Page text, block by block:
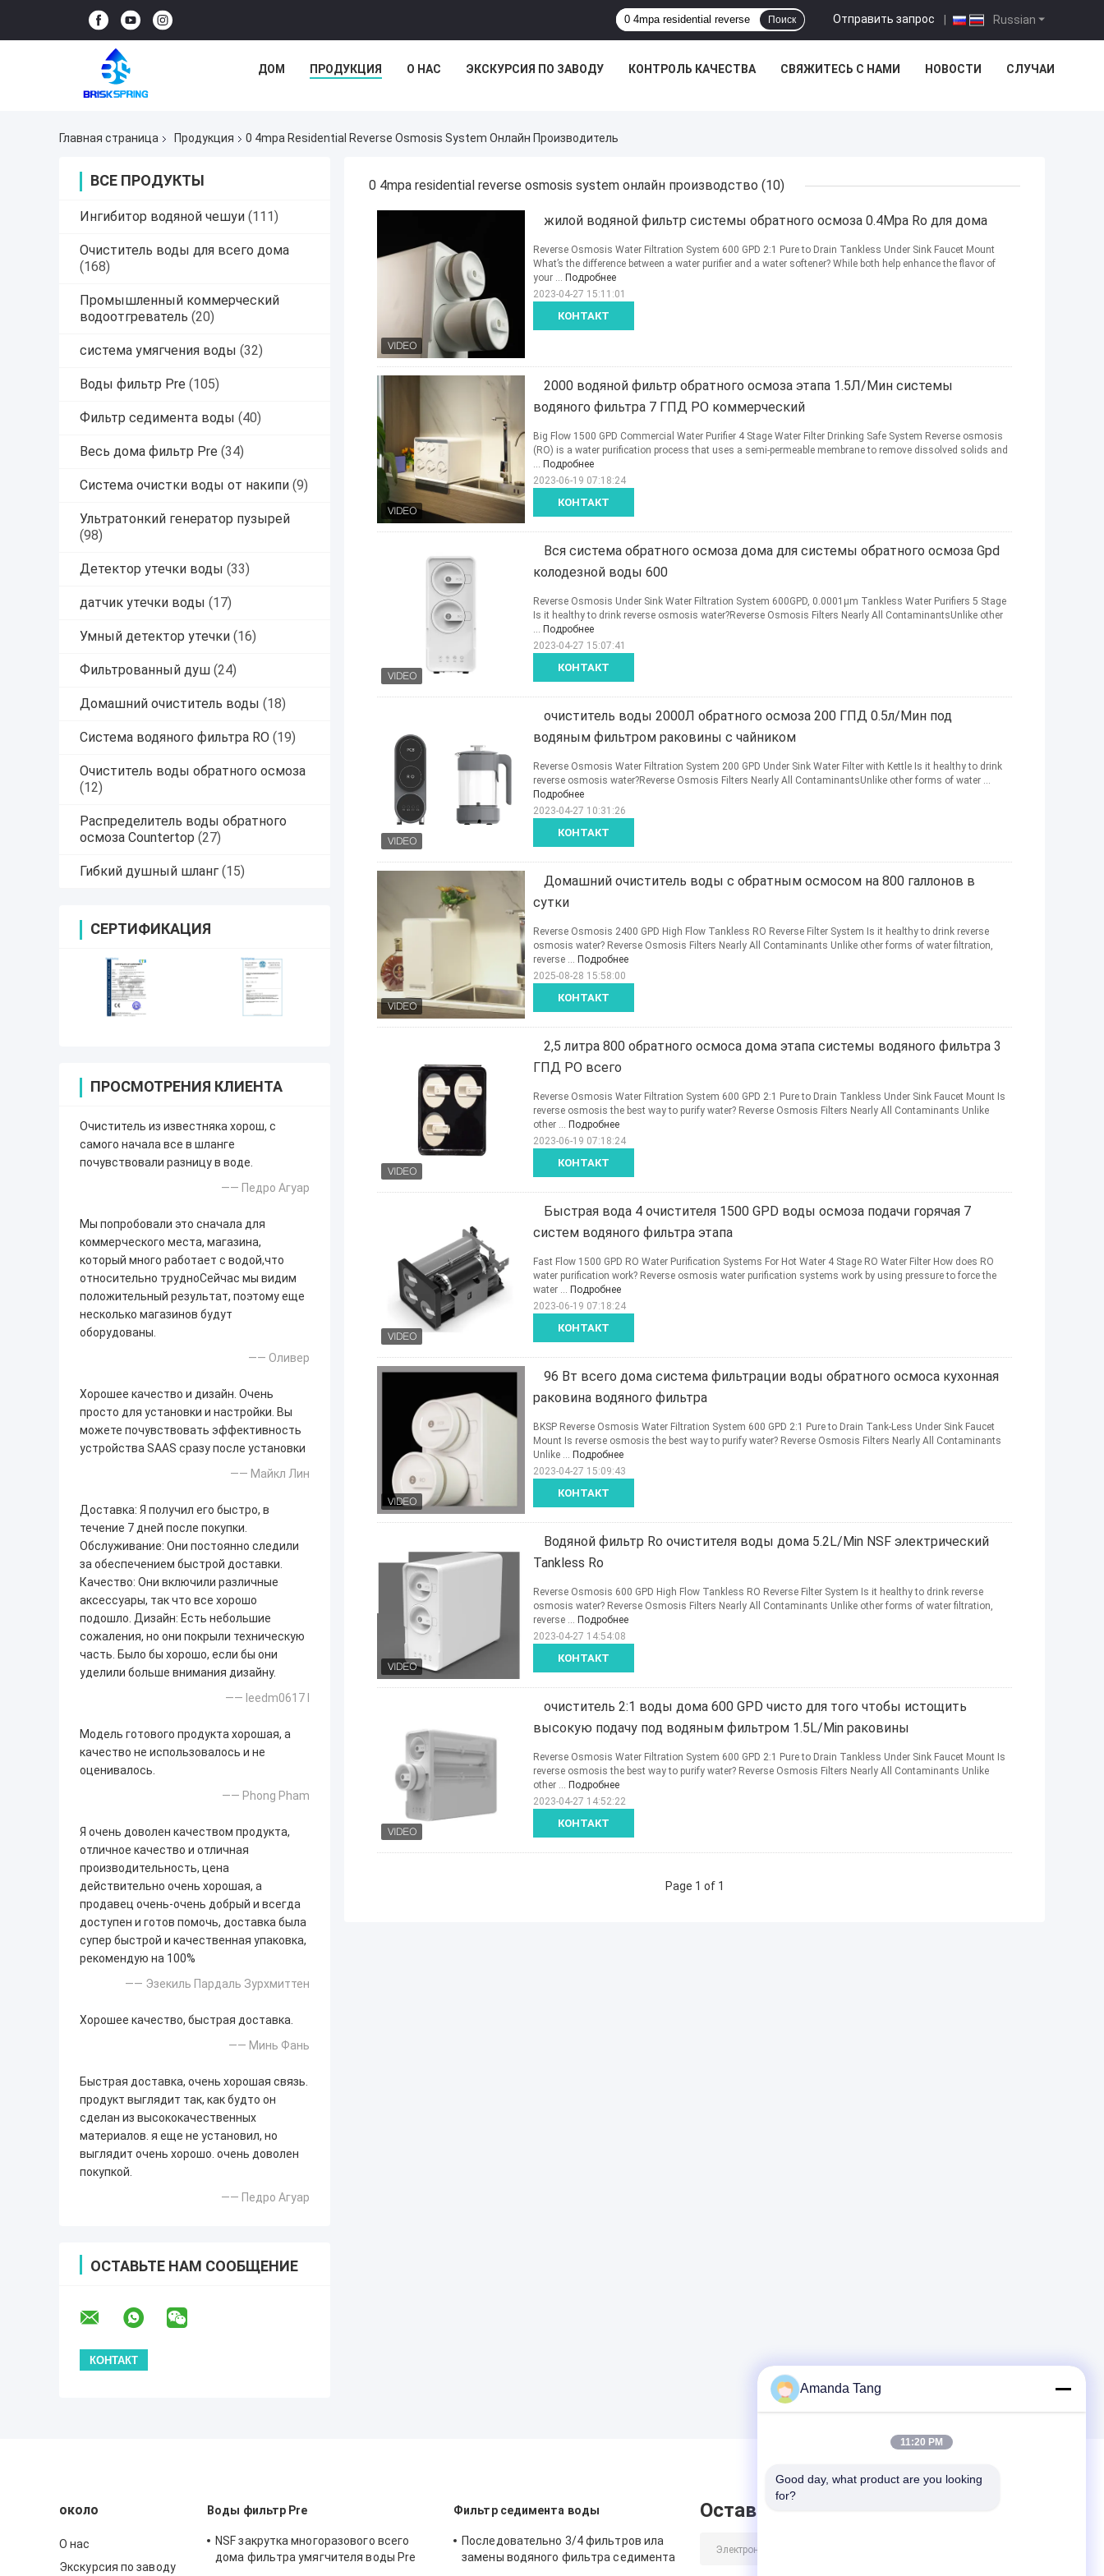
Russian
Отправить запрос |
Поиск
ДОМ ПРОДУКЦИЯ О НАС ЭКСКУРСИЯ ПО ЗАВОДУ КОНТРОЛЬ КАЧЕСТВА СВЯЖИТЕСЬ С НАМИ НОВОСТИ СЛУЧАИ
Главная страница Продукция 0 4mpa Residential Reverse Osmosis System Онлайн Производитель
ВСЕ ПРОДУКТЫ
Ингибитор водяной чешуи (111)
Очиститель воды для всего дома
(168)
Промышленный коммерческий
водоотгреватель (20)
система умягчения воды (32)
Воды фильтр Pre (105)
Фильтр седимента воды (40)
Весь дома фильтр Pre (34)
Система очистки воды от накипи (9)
Ультратонкий генератор пузырей
(98)
Детектор утечки воды (33)
датчик утечки воды (17)
Умный детектор утечки (16)
Фильтрованный душ (24)
Домашний очиститель воды (18)
Система водяного фильтра RO (19)
Очиститель воды обратного осмоза
(12)
Распределитель воды обратного
осмоза Countertop (27)
Гибкий душный шланг (15)
СЕРТИФИКАЦИЯ
ПРОСМОТРЕНИЯ КЛИЕНТА
Очиститель из известняка хорош, с
самого начала все в шланге
почувствовали разницу в воде.
—— Педро Агуар
Мы попробовали это сначала для
коммерческого места, магазина,
который много работает с водой,что
относительно трудноСейчас мы видим
положительный результат, поэтому еще
несколько магазинов будут
оборудованы.
—— Оливер
Хорошее качество и дизайн. Очень
просто для установки и настройки. Вы
можете почувствовать эффективность
устройства SAAS сразу после установки
—— Майкл Лин
Доставка: Я получил его быстро, в
течение 7 дней после покупки.
Обслуживание: Они постоянно следили
за обеспечением быстрой доставки.
Качество: Они включили различные
аксессуары, так что все хорошо
подошло. Дизайн: Есть небольшие
сожаления, но они покрыли техническую
часть. Было бы хорошо, если бы они
уделили больше внимания дизайну.
—— leedm0617 l
Модель готового продукта хорошая, а
качество не использовалось и не
оценивалось.
—— Phong Pham
Я очень доволен качеством продукта,
отличное качество и отличная
производительность, цена
действительно очень хорошая, а
продавец очень-очень добрый и всегда
доступен и готов помочь, доставка была
супер быстрой и качественная упаковка,
рекомендую на 100%
—— Эзекиль Пардаль Зурхмиттен
Хорошее качество, быстрая доставка.
—— Минь Фань
Быстрая доставка, очень хорошая связь.
продукт выглядит так, как будто он
сделан из высококачественных
материалов. я еще не установил, но
выглядит очень хорошо. очень доволен
покупкой.
—— Педро Агуар
ОСТАВЬТЕ НАМ СООБЩЕНИЕ
0 4mpa residential reverse osmosis system онлайн производство (10)
жилой водяной фильтр системы обратного осмоза 0.4Mpa Ro для дома
КОНТАКТ
Reverse Osmosis Water Filtration System 600 GPD 2:1 Pure to Drain Tankless Under Sink Faucet Mount
What’s the difference between a water purifier and a water softener? While both help enhance the flavor of
your ... Подробнее
2023-04-27 15:11:01
2000 водяной фильтр обратного осмоза этапа 1.5Л/Мин системы
водяного фильтра 7 ГПД РО коммерческий
КОНТАКТ
Big Flow 1500 GPD Commercial Water Purifier 4 Stage Water Filter Drinking Safe System Reverse osmosis
(RO) is a water purification process that uses a semi-permeable membrane to remove dissolved solids and
... Подробнее
2023-06-19 07:18:24
Вся система обратного осмоза дома для системы обратного осмоза Gpd
колодезной воды 600
КОНТАКТ
Reverse Osmosis Under Sink Water Filtration System 600GPD, 0.0001μm Tankless Water Purifiers 5 Stage
Is it healthy to drink reverse osmosis water?Reverse Osmosis Filters Nearly All ContaminantsUnlike other
... Подробнее
2023-04-27 15:07:41
очиститель воды 2000Л обратного осмоза 200 ГПД 0.5л/Мин под
водяным фильтром раковины с чайником
КОНТАКТ
Reverse Osmosis Water Filtration System 200 GPD Under Sink Water Filter with Kettle​ Is it healthy to drink
reverse osmosis water?Reverse Osmosis Filters Nearly All ContaminantsUnlike other forms of water ...
Подробнее
2023-04-27 10:31:26
Домашний очиститель воды с обратным осмосом на 800 галлонов в
сутки
КОНТАКТ
Reverse Osmosis 2400 GPD High Flow Tankless RO Reverse Filter System Is it healthy to drink reverse
osmosis water? Reverse Osmosis Filters Nearly All Contaminants Unlike other forms of water filtration,
reverse ... Подробнее
2025-08-28 15:58:00
2,5 литра 800 обратного осмоса дома этапа системы водяного фильтра 3
ГПД РО всего
КОНТАКТ
Reverse Osmosis Water Filtration System 600 GPD 2:1 Pure to Drain Tankless Under Sink Faucet Mount Is
reverse osmosis the best way to purify water? Reverse Osmosis Filters Nearly All Contaminants Unlike
other ... Подробнее
2023-06-19 07:18:24
Быстрая вода 4 очистителя 1500 GPD воды осмоза подачи горячая 7
систем водяного фильтра этапа
КОНТАКТ
Fast Flow 1500 GPD RO Water Purification Systems For Hot Water 4 Stage RO Water Filter How does RO
water purification work? Reverse osmosis water purification systems work by using pressure to force the
water ... Подробнее
2023-06-19 07:18:24
96 Вт всего дома система фильтрации воды обратного осмоса кухонная
раковина водяного фильтра
КОНТАКТ
BKSP Reverse Osmosis Water Filtration System 600 GPD 2:1 Pure to Drain Tank-Less Under Sink Faucet
Mount Is reverse osmosis the best way to purify water? Reverse Osmosis Filters Nearly All Contaminants
Unlike ... Подробнее
2023-04-27 15:09:43
Водяной фильтр Ro очистителя воды дома 5.2L/Min NSF электрический
Tankless Ro
КОНТАКТ
Reverse Osmosis 600 GPD High Flow Tankless RO Reverse Filter System Is it healthy to drink reverse
osmosis water? Reverse Osmosis Filters Nearly All Contaminants Unlike other forms of water filtration,
reverse ... Подробнее
2023-04-27 14:54:08
очиститель 2:1 воды дома 600 GPD чисто для того чтобы истощить
высокую подачу под водяным фильтром 1.5L/Min раковины
КОНТАКТ
Reverse Osmosis Water Filtration System 600 GPD 2:1 Pure to Drain Tankless Under Sink Faucet Mount Is
reverse osmosis the best way to purify water? Reverse Osmosis Filters Nearly All Contaminants Unlike
other ... Подробнее
2023-04-27 14:52:22
Page 1 of 1
около
О нас
Экскурсия по заводу
Воды фильтр Pre
NSF закрутка многоразового всего
дома фильтра умягчителя воды Pre
Фильтр седимента воды
Последовательно 3/4 фильтров ила
замены водяного фильтра седимента
Оставить сообщение
Amanda Tang
11:20 PM
Good day, what product are you looking
for?